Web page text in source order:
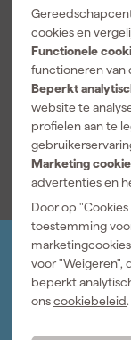
cookies en
Functionele
functioneren van
Beperkt
website te
profielen aan te
Marketing
advertenties en
Door op
toestemming
voor "Weigeren",
beperkt
onscookiebeleid.
teamkleding. Zo
zonder in te
praktische keuze
Maat
Kleuren
Kleurnaam
Bekijk alle
Jouw
Log-in en
Nieuwsbrief